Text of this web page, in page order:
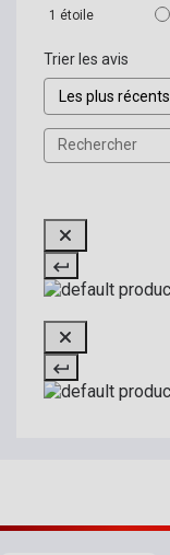
1 étoile
Trier les avis